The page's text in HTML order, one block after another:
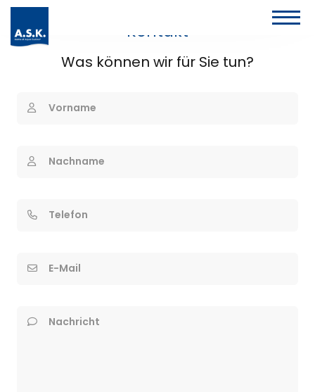
Kontakt
Was können wir für Sie tun?
Vorname
Nachname
Telefon
E-Mail
Nachricht